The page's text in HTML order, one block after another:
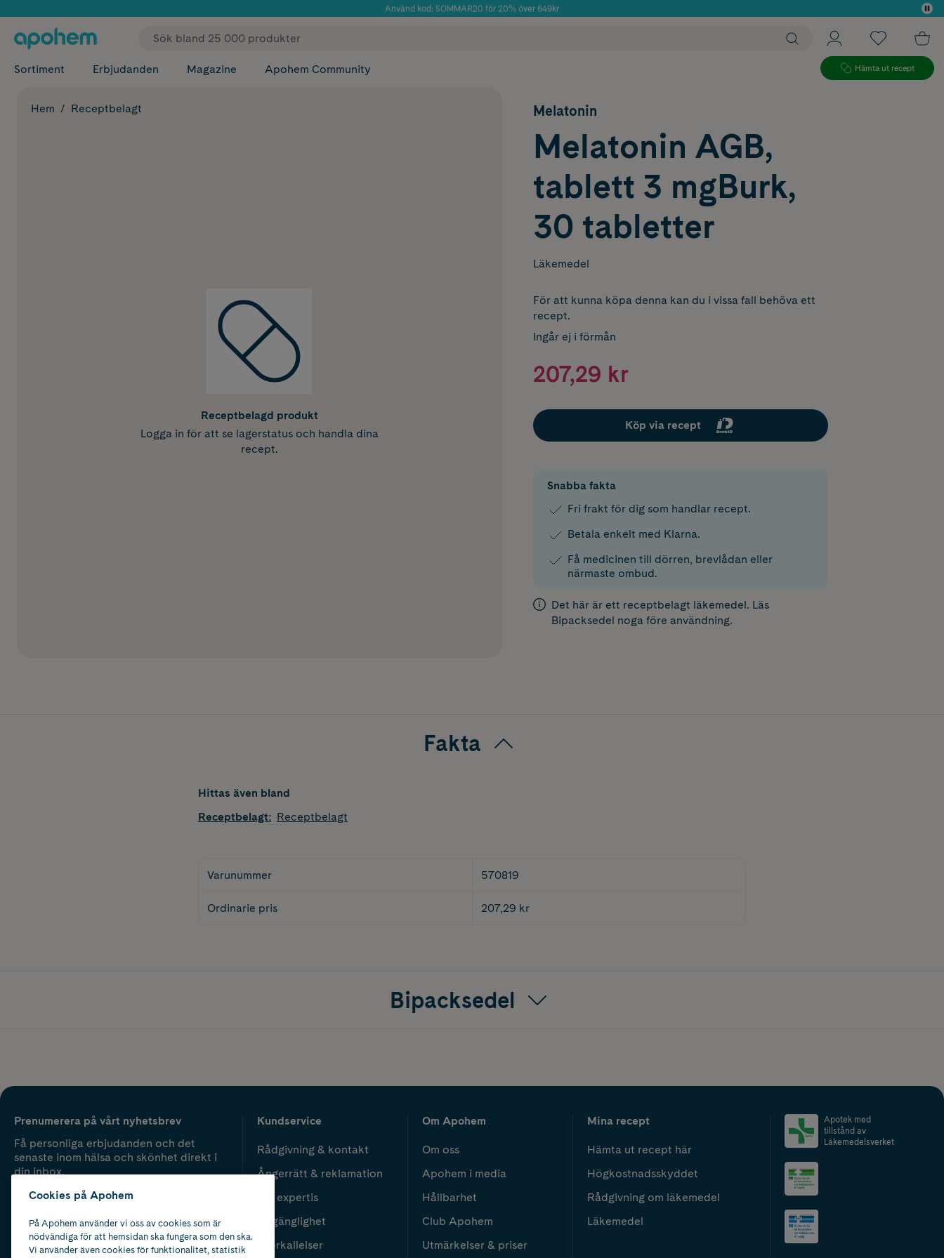
Använd kod: SOMMAR20 för 20% över 649kr
✓ Fri frakt
Sortiment Erbjudanden Magazine Apohem Community Hämta ut recept
Hem Receptbelagt
Receptbelagd produkt
Logga in för att se lagerstatus och handla dina
recept.
Melatonin
Melatonin AGB,
tablett 3 mgBurk,
30 tabletter
Läkemedel
För att kunna köpa denna kan du i vissa fall behöva ett
recept.
Ingår ej i förmån
207,29 kr
Köp via recept
Snabba fakta
Fri frakt för dig som handlar recept.
Betala enkelt med Klarna.
Få medicinen till dörren, brevlådan eller
närmaste ombud.
Det här är ett receptbelagt läkemedel. Läs
Bipacksedel noga före användning.
Fakta
Hittas även bland
Receptbelagt: Receptbelagt
Varunummer 570819
Ordinarie pris 207,29 kr
Bipacksedel
Prenumerera på vårt nyhetsbrev
Få personliga erbjudanden och det
senaste inom hälsa och skönhet direkt i
din inbox.
Kundservice
Rådgivning & kontakt
Ångerrätt & reklamation
Vår expertis
Tillgänglighet
Återkallelser
Om Apohem
Om oss
Apohem i media
Hållbarhet
Club Apohem
Utmärkelser & priser
Mina recept
Hämta ut recept här
Högkostnadsskyddet
Rådgivning om läkemedel
Läkemedel
Apotek med
tillstånd av
Läkemedelsverket
Cookies på Apohem
På Apohem använder vi oss av cookies som är
nödvändiga för att hemsidan ska fungera som den ska.
Vi använder även cookies för funktionalitet, statistik